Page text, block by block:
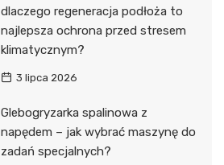
dlaczego regeneracja podłoża to
najlepsza ochrona przed stresem
klimatycznym?
3 lipca 2026
Glebogryzarka spalinowa z
napędem – jak wybrać maszynę do
zadań specjalnych?